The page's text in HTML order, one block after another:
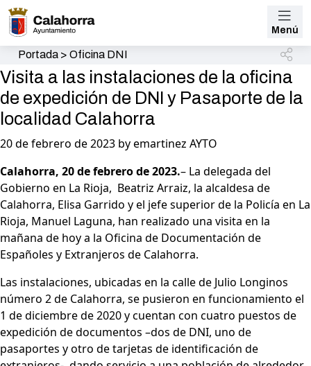
Menú
Portada> Oficina DNI
Visita a las instalaciones de la oficina
de expedición de DNI y Pasaporte de la
localidad Calahorra
20 de febrero de 2023 by emartinez AYTO
Calahorra, 20 de febrero de 2023.– La delegada del
Gobierno en La Rioja, Beatriz Arraiz, la alcaldesa de
Calahorra, Elisa Garrido y el jefe superior de la Policía en La
Rioja, Manuel Laguna, han realizado una visita en la
mañana de hoy a la Oficina de Documentación de
Españoles y Extranjeros de Calahorra.
Las instalaciones, ubicadas en la calle de Julio Longinos
número 2 de Calahorra, se pusieron en funcionamiento el
1 de diciembre de 2020 y cuentan con cuatro puestos de
expedición de documentos –dos de DNI, uno de
pasaportes y otro de tarjetas de identificación de